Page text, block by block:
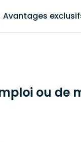
Avantages
ou de